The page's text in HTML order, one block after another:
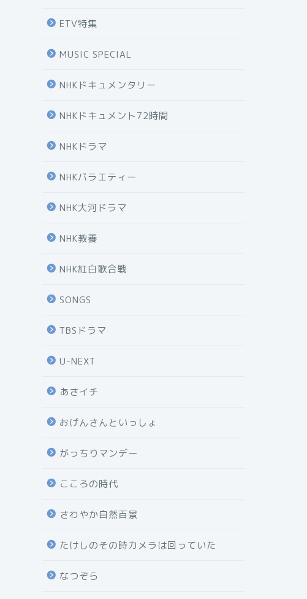
ETV特集
MUSIC SPECIAL
NHKドキュメンタリー
NHKドキュメント72時間
NHKドラマ
NHKバラエティー
NHK大河ドラマ
NHK教養
NHK紅白歌合戦
SONGS
TBSドラマ
U-NEXT
あさイチ
おげんさんといっしょ
がっちりマンデー
こころの時代
さわやか自然百景
たけしのその時カメラは回っていた
なつぞら